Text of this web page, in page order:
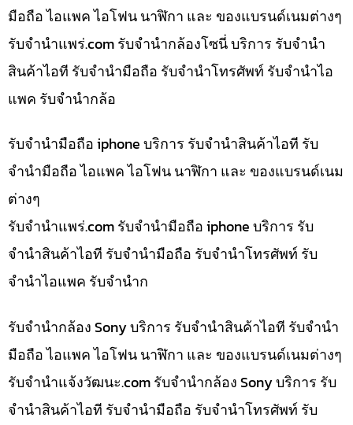
มือถือ ไอแพค ไอโฟน นาฬิกา และ ของแบรนด์เนมต่างๆ
รับจํานําแพร่.com รับจำนำกล้องโซนี่ บริการ รับจำนำ
สินค้าไอที รับจำนำมือถือ รับจำนำโทรศัพท์ รับจำนำไอ
แพค รับจำนำกล้อ
รับจำนำมือถือ iphone บริการ รับจำนำสินค้าไอที รับ
จำนำมือถือ ไอแพค ไอโฟน นาฬิกา และ ของแบรนด์เนม
ต่างๆ
รับจํานําแพร่.com รับจำนำมือถือ iphone บริการ รับ
จำนำสินค้าไอที รับจำนำมือถือ รับจำนำโทรศัพท์ รับ
จำนำไอแพค รับจำนำก
รับจำนำกล้อง Sony บริการ รับจำนำสินค้าไอที รับจำนำ
มือถือ ไอแพค ไอโฟน นาฬิกา และ ของแบรนด์เนมต่างๆ
รับจํานําแจ้งวัฒนะ.com รับจำนำกล้อง Sony บริการ รับ
จำนำสินค้าไอที รับจำนำมือถือ รับจำนำโทรศัพท์ รับ